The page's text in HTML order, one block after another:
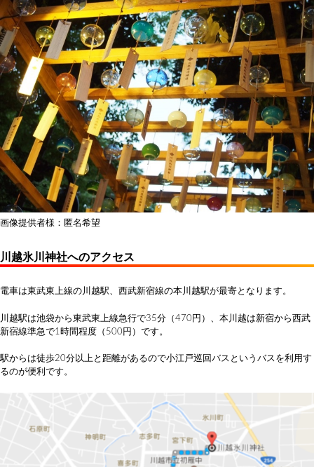
画像提供者様：匿名希望
川越氷川神社へのアクセス
電車は東武東上線の川越駅、西武新宿線の本川越駅が最寄となります。
川越駅は池袋から東武東上線急行で35分（470円）、本川越は新宿から西武
新宿線準急で1時間程度（500円）です。
駅からは徒歩20分以上と距離があるので小江戸巡回バスというバスを利用す
るのが便利です。